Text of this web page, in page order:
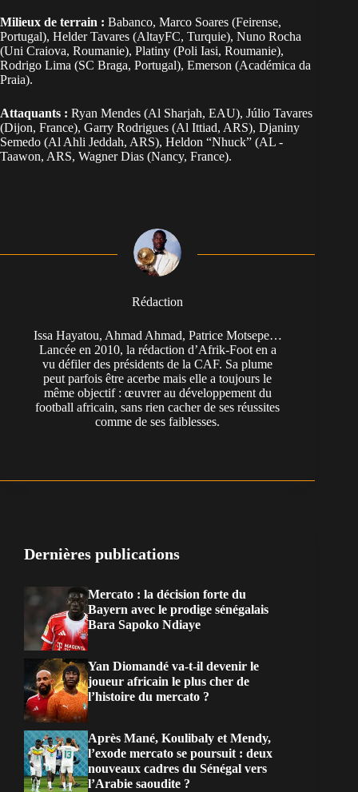
Milieux de terrain : Babanco, Marco Soares (Feirense,
Portugal), Helder Tavares (AltayFC, Turquie), Nuno Rocha
(Uni Craiova, Roumanie), Platiny (Poli Iasi, Roumanie),
Rodrigo Lima (SC Braga, Portugal), Emerson (Académica da
Praia).
Attaquants : Ryan Mendes (Al Sharjah, EAU), Júlio Tavares
(Dijon, France), Garry Rodrigues (Al Ittiad, ARS), Djaniny
Semedo (Al Ahli Jeddah, ARS), Heldon “Nhuck” (AL -
Taawon, ARS, Wagner Dias (Nancy, France).
Rédaction
Issa Hayatou, Ahmad Ahmad, Patrice Motsepe…
Lancée en 2010, la rédaction d’Afrik-Foot en a
vu défiler des présidents de la CAF. Sa plume
peut parfois être acerbe mais elle a toujours le
même objectif : œuvrer au développement du
football africain, sans rien cacher de ses réussites
comme de ses faiblesses.
Dernières publications
Mercato : la décision forte du
Bayern avec le prodige sénégalais
Bara Sapoko Ndiaye
Yan Diomandé va-t-il devenir le
joueur africain le plus cher de
l’histoire du mercato ?
Après Mané, Koulibaly et Mendy,
l’exode mercato se poursuit : deux
nouveaux cadres du Sénégal vers
l’Arabie saoudite ?